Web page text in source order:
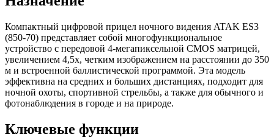
Компактный цифровой прицел ночного видения ATAK ES3
(850-70) представляет собой многофункциональное
устройство с передовой 4-мегапиксельной CMOS матрицей,
увеличением 4,5x, четким изображением на расстоянии до 350
м и встроенной баллистической программой. Эта модель
эффективна на средних и больших дистанциях, подходит для
ночной охоты, спортивной стрельбы, а также для обычного и
фотонаблюдения в городе и на природе.
Ключевые функции